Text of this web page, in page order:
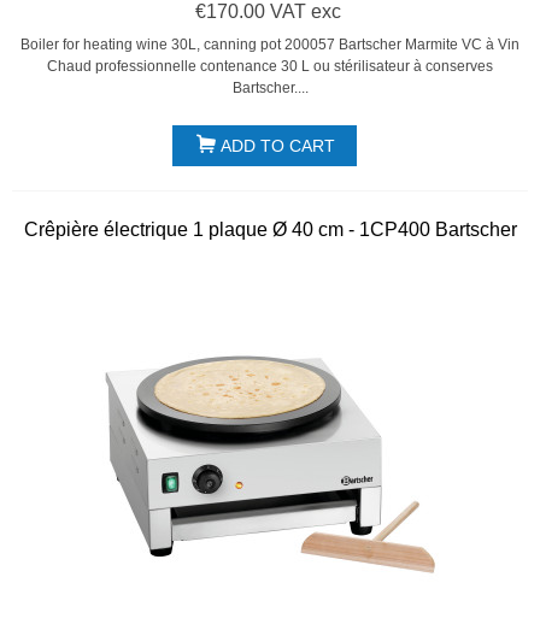
€170.00 VAT exc
Boiler for heating wine 30L, canning pot 200057 Bartscher Marmite VC à Vin
Chaud professionnelle contenance 30 L ou stérilisateur à conserves
Bartscher....
ADD TO CART
Crêpière électrique 1 plaque Ø 40 cm - 1CP400 Bartscher